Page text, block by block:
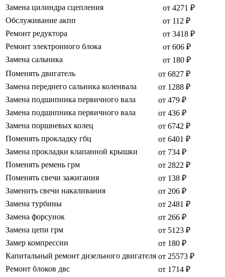
Замена цилиндра сцепления
от 4271 ₽
Обслуживание акпп
от 112 ₽
Ремонт редуктора
от 3418 ₽
Ремонт электронного блока
от 606 ₽
Замена сальника
от 180 ₽
Поменять двигатель
от 6827 ₽
Замена переднего сальника коленвала
от 1288 ₽
Замена подшипника первичного вала
от 479 ₽
Замена подшипника первичного вала
от 436 ₽
Замена поршневых колец
от 6742 ₽
Поменять прокладку гбц
от 6401 ₽
Замена прокладки клапанной крышки
от 734 ₽
Поменять ремень грм
от 2822 ₽
Поменять свечи зажигания
от 138 ₽
Заменить свечи накаливания
от 206 ₽
Замена турбины
от 2481 ₽
Замена форсунок
от 266 ₽
Замена цепи грм
от 5123 ₽
Замер компрессии
от 180 ₽
Капитальный ремонт дизельного двигателя от 25573 ₽
Ремонт блоков двс
от 1714 ₽